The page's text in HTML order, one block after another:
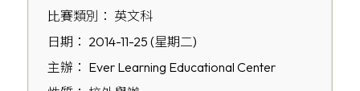
比賽類別： 英文科
日期： 2014-11-25 (星期二)
主辦： Ever Learning Educational Center